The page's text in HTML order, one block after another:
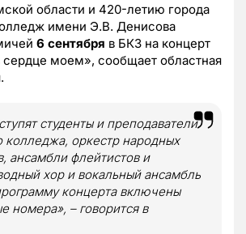
области и 420-летию города
имени Э.В. Денисова
6 сентября в БКЗ на концерт
сердце моем», сообщает областная
студенты и преподаватели
колледжа, оркестр народных
ансамбли флейтистов и
хор и вокальный ансамбль
концерта включены
номера», – говорится в